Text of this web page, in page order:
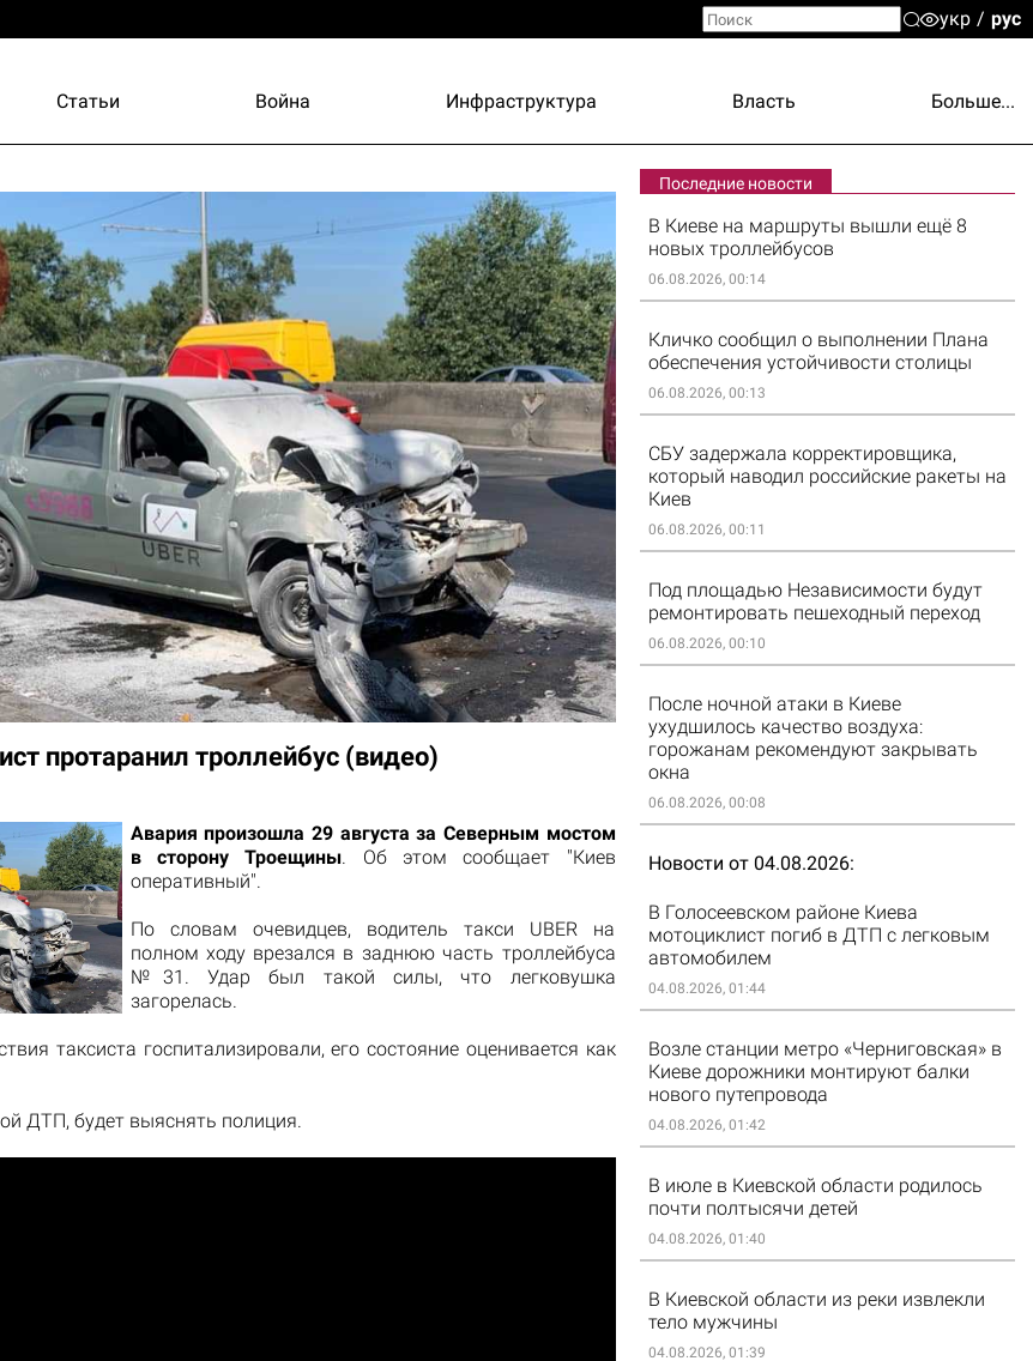
укр рус
Статьи Война Инфраструктура Власть Больше...
протаранил троллейбус (видео)
Авария произошла 29 августа за Северным мостом
в сторону Троещины. Об этом сообщает "Киев
оперативный".
По словам очевидцев, водитель такси UBER на
полном ходу врезался в заднюю часть троллейбуса
№31. Удар был такой силы, что легковушка
загорелась.
таксиста госпитализировали, его состояние оценивается как
ДТП, будет выяснять полиция.
Последние новости
В Киеве на маршруты вышли ещё 8
новых троллейбусов
06.08.2026, 00:14
Кличко сообщил о выполнении Плана
обеспечения устойчивости столицы
06.08.2026, 00:13
СБУ задержала корректировщика,
который наводил российские ракеты на
Киев
06.08.2026, 00:11
Под площадью Независимости будут
ремонтировать пешеходный переход
06.08.2026, 00:10
После ночной атаки в Киеве
ухудшилось качество воздуха:
горожанам рекомендуют закрывать
окна
06.08.2026, 00:08
Новости от 04.08.2026
В Голосеевском районе Киева
мотоциклист погиб в ДТП с легковым
автомобилем
04.08.2026, 01:44
Возле станции метро «Черниговская» в
Киеве дорожники монтируют балки
нового путепровода
04.08.2026, 01:42
В июле в Киевской области родилось
почти полтысячи детей
04.08.2026, 01:40
В Киевской области из реки извлекли
тело мужчины
04.08.2026, 01:39